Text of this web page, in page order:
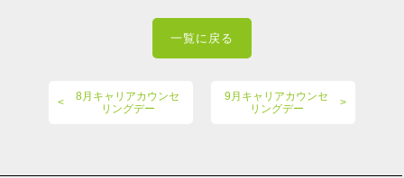
8月キャリアカウンセ
リングデー
一覧に戻る
9月キャリアカウンセ
リングデー